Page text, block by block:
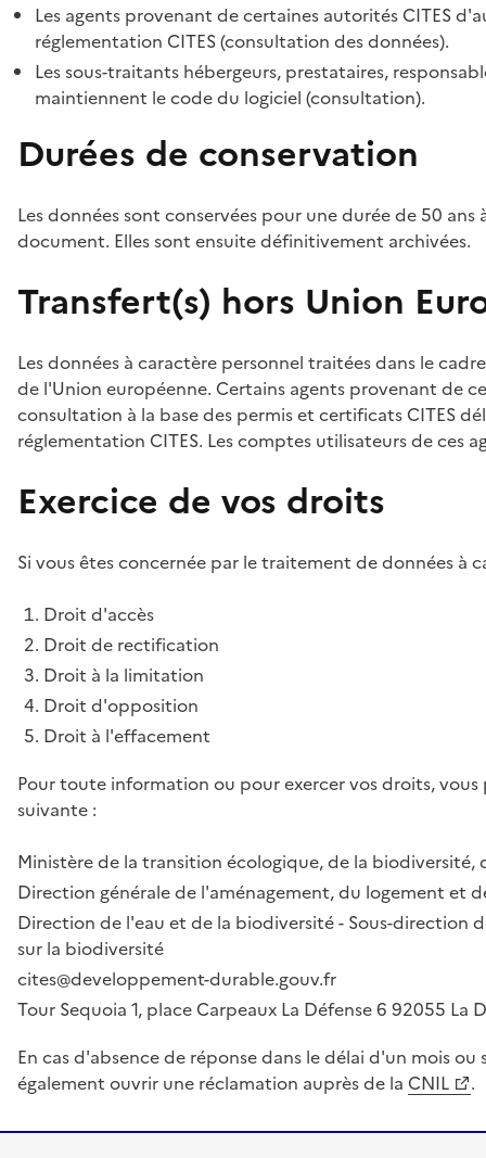
Les agents provenant de certaines autorités CITES
réglementation CITES (consultation des données).
Les sous-traitants hébergeurs, prestataires,
maintiennent le code du logiciel (consultation).
Durées de conservation
Les données sont conservées pour une durée de 50
document. Elles sont ensuite définitivement archivées.
Transfert(s) hors Union
Les données à caractère personnel traitées dans le
de l'Union européenne. Certains agents provenant de
consultation à la base des permis et certificats CITES
réglementation CITES. Les comptes utilisateurs de ces
Exercice de vos droits
Si vous êtes concernée par le traitement de données à
Droit d'accès
Droit de rectification
Droit à la limitation
Droit d'opposition
Droit à l'effacement
Pour toute information ou pour exercer vos droits,
suivante :
Ministère de la transition écologique, de la biodiversité,
Direction générale de l'aménagement, du logement et
Direction de l'eau et de la biodiversité - Sous-direction
sur la biodiversité
cites@developpement-durable.gouv.fr
Tour Sequoia 1, place Carpeaux La Défense 6 92055 La
En cas d'absence de réponse dans le délai d'un mois
également ouvrir une réclamation auprès de la CNIL .